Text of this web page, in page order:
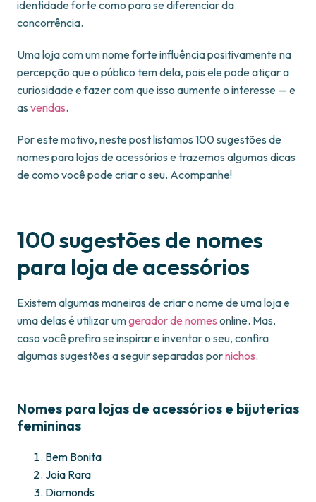
identidade forte como para se diferenciar da
concorrência.
Uma loja com um nome forte influência positivamente na
percepção que o público tem dela, pois ele pode atiçar a
curiosidade e fazer com que isso aumente o interesse — e
as vendas.
Por este motivo, neste post listamos 100 sugestões de
nomes para lojas de acessórios e trazemos algumas dicas
de como você pode criar o seu. Acompanhe!
100 sugestões de nomes
para loja de acessórios
Existem algumas maneiras de criar o nome de uma loja e
uma delas é utilizar umgerador de nomes online. Mas,
caso você prefira se inspirar e inventar o seu, confira
algumas sugestões a seguir separadas pornichos.
Nomes para lojas de acessórios e bijuterias
femininas
Bem Bonita
Joia Rara
Diamonds